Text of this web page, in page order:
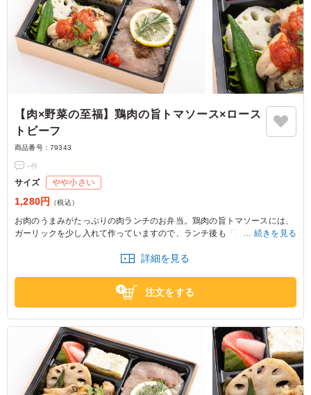
【肉×野菜の至福】鶏肉の旨トマソース×ロース
トビーフ
商品番号： 79343
-件
サイズ やや小さい
1,280円 （税込）
お肉のうまみがたっぷりの肉ランチのお弁当。鶏肉の旨トマソースには、
ガーリックを少し入れて作っていますので、ランチ後も「頑張ろう！」と
※ご飯の種類を下記プルダウンよりお選びください。
続きを見る
詳細を見る
注文をする